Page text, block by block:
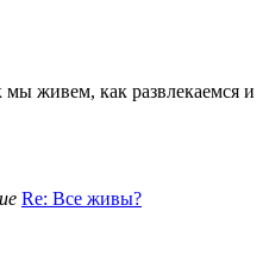
живем, как развлекаемся и
Re: Все живы?